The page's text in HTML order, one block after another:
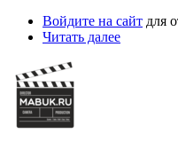
Войдите на сайт для
Читать далее